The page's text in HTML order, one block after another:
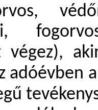
végez),